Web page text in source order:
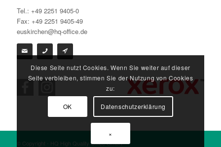
Tel.: +49 2251 9405-0
Fax: +49 2251 9405-49
euskirchen@hq-office.de
© Copyright - HQ High Quality Office GmbH
Diese Seite nutzt Cookies. Wenn Sie weiter auf dieser
Seite verbleiben, stimmen Sie der Nutzung von Cookies
zu:
OK Datenschutzerklärung
×